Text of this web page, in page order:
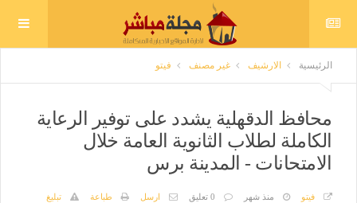
الرئيسية الارشيف غير مصنف فيتو
محافظ الدقهلية يشدد على توفير الرعاية
الكاملة لطلاب الثانوية العامة خلال
الامتحانات - المدينة برس
فيتو منذ شهر 0 تعليق ارسل طباعة
تبليغ